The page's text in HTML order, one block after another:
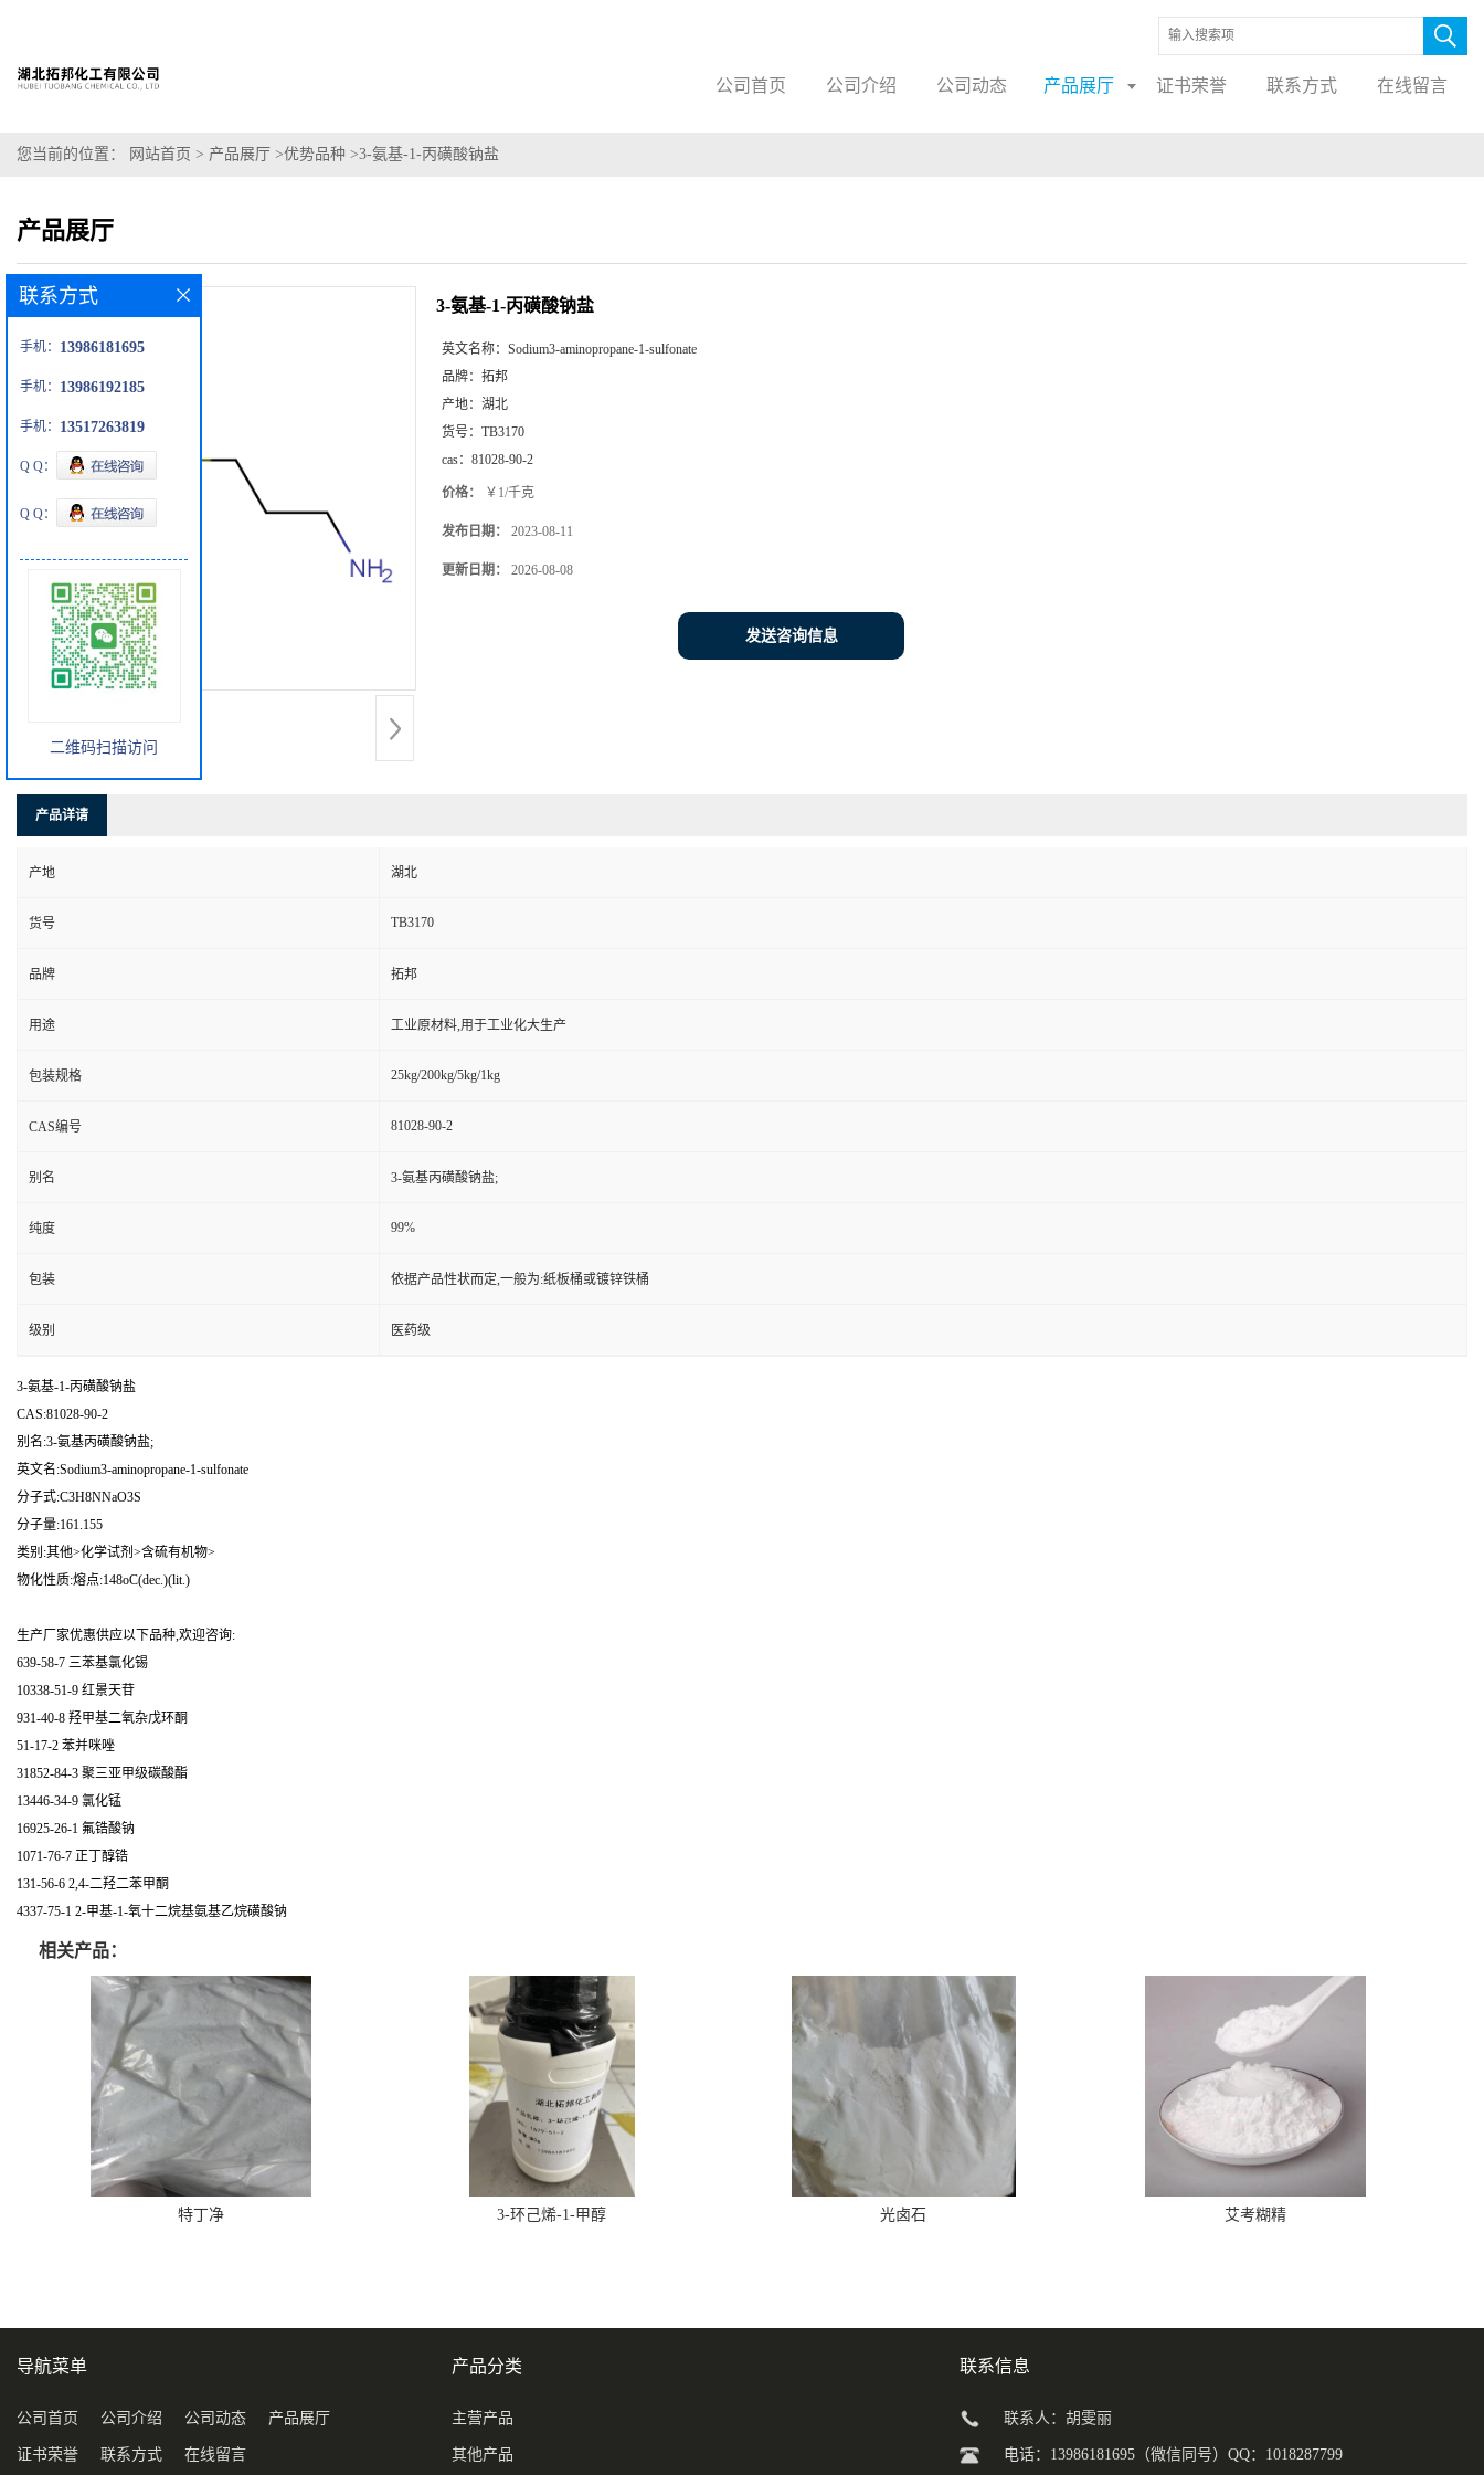
公司首页 公司介绍 公司动态 产品展厅 证书荣誉 联系方式 在线留言
您当前的位置： 网站首页 > 产品展厅 >优势品种 >3-氨基-1-丙磺酸钠盐
产品展厅
3-氨基-1-丙磺酸钠盐
英文名称： Sodium3-aminopropane-1-sulfonate
品牌： 拓邦
产地： 湖北
货号： TB3170
cas： 81028-90-2
价格： ￥1/千克
发布日期： 2023-08-11
更新日期： 2026-08-08
发送咨询信息
产品详请
产地 湖北
货号 TB3170
品牌 拓邦
用途 工业原材料,用于工业化大生产
包装规格 25kg/200kg/5kg/1kg
CAS编号 81028-90-2
别名 3-氨基丙磺酸钠盐;
纯度 99%
包装 依据产品性状而定,一般为:纸板桶或镀锌铁桶
级别 医药级
3-氨基-1-丙磺酸钠盐
CAS:81028-90-2
别名:3-氨基丙磺酸钠盐;
英文名:Sodium3-aminopropane-1-sulfonate
分子式:C3H8NNaO3S
分子量:161.155
类别:其他>化学试剂>含硫有机物>
物化性质:熔点:148oC(dec.)(lit.)
生产厂家优惠供应以下品种,欢迎咨询:
639-58-7 三苯基氯化锡
10338-51-9 红景天苷
931-40-8 羟甲基二氧杂戊环酮
51-17-2 苯并咪唑
31852-84-3 聚三亚甲级碳酸酯
13446-34-9 氯化锰
16925-26-1 氟锆酸钠
1071-76-7 正丁醇锆
131-56-6 2,4-二羟二苯甲酮
4337-75-1 2-甲基-1-氧十二烷基氨基乙烷磺酸钠
相关产品：
特丁净 3-环己烯-1-甲醇 光卤石 艾考糊精
联系方式
手机： 13986181695
手机： 13986192185
手机： 13517263819
Q Q：
Q Q：
二维码扫描访问
导航菜单
公司首页 公司介绍 公司动态 产品展厅
证书荣誉 联系方式 在线留言
产品分类
主营产品
其他产品
联系信息
联系人：胡雯丽
电话：13986181695（微信同号）QQ：1018287799